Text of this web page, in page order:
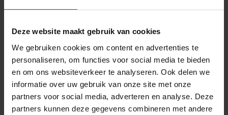
Deze website maakt gebruik van cookies
We gebruiken cookies om content en advertenties te
personaliseren, om functies voor social media te bieden
en om ons websiteverkeer te analyseren. Ook delen we
informatie over uw gebruik van onze site met onze
partners voor social media, adverteren en analyse. Deze
partners kunnen deze gegevens combineren met andere
Radio
Wekkerradio